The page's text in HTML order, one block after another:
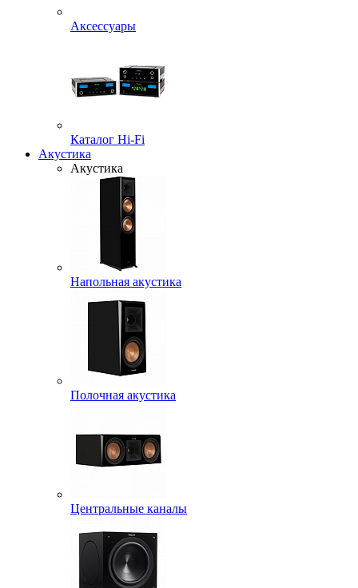
Аксессуары
Каталог Hi-Fi
Акустика
Акустика
Напольная акустика
Полочная акустика
Центральные каналы